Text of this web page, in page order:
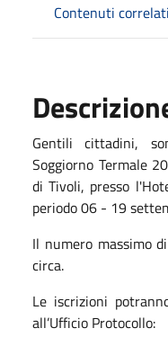
Contenuti correlati
Gentili cittadini,
Soggiorno Termale
di Tivoli, presso
periodo 06 - 19
Il numero massimo
circa.
Le iscrizioni
all’Ufficio Protocollo: